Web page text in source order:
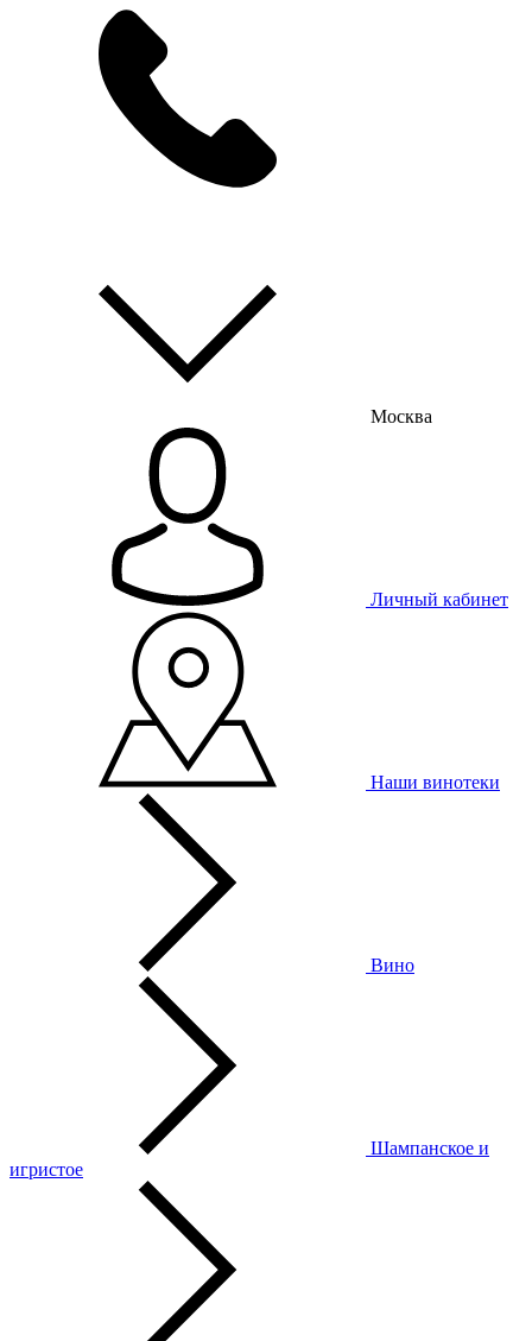
Москва
Личный кабинет
Наши винотеки
Вино
Шампанское и
игристое